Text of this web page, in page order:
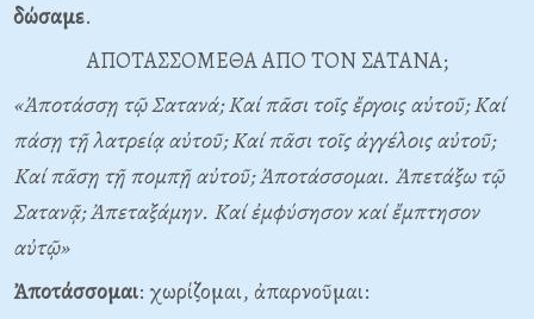
δώσαμε.
ΑΠΟΤΑΣΣΟΜΕΘΑ ΑΠΟ ΤΟΝ ΣΑΤΑΝΑ;
«Ἀποτάσσῃ τῷ Σατανά; Καί πᾶσι τοῖς ἔργοις αὐτοῦ; Καί
πάσῃ τῇ λατρείᾳ αὐτοῦ; Καί πᾶσι τοῖς ἀγγέλοις αὐτοῦ;
Καί πᾶσῃ τῇ πομπῇ αὐτοῦ; Ἀποτάσσομαι. Ἀπετάξω τῷ
Σατανᾷ; Ἀπεταξάμην. Καί ἐμφύσησον καί ἔμπτησον
αὐτῷ»
Ἀποτάσσομαι: χωρίζομαι, ἀπαρνοῦμαι: